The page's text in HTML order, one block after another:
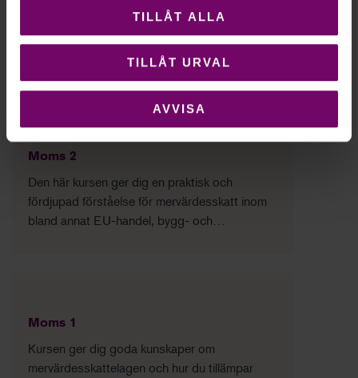
TILLÅT ALLA
TILLÅT URVAL
AVVISA
Relaterade utbildningar
Moms 2
Den här kursen ger dig en praktisk och
fördjupad förståelse för mervärdesskatt inom
bland annat EU-handel, bygg- och
Moms 1
Kursen ger dig goda kunskaper om
mervärdesskattelagen och hur du tillämpar